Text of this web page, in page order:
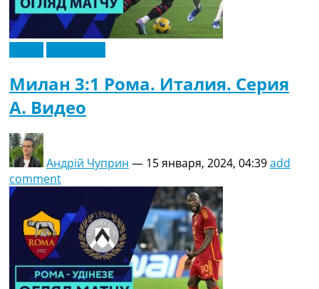
Милан 3:1 Рома. Италия. Серия
A. Видео
Андрій Чуприн — 15 января, 2024, 04:39add
comment